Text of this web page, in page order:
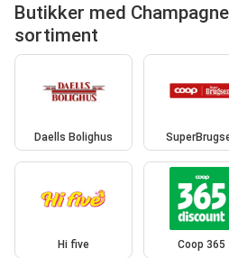
Butikker med
sortiment
Daells Bolighus
Hi five Coop 365